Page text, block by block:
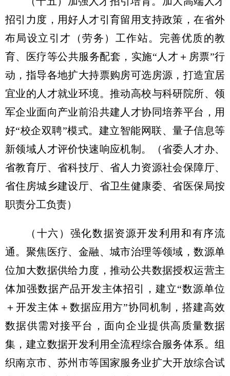
招引力度，用好人才引育留用支持政策，在省外
布局设立引才（劳务）工作站。完善优质的教
育、医疗等公共服务配套，实施“人才＋房票”行
动，指导各地扩大持票购房可选房源，打造宜居
宜业的人才就业环境。推动高校与科研院所、领
军企业面向产业前沿共建人才协同培养平台，用
好“校企双聘”模式。建立智能网联、量子信息等
新领域人才评价快速响应机制。
（省委人才办、
省教育厅、省科技厅、省人力资源社会保障厅、
省住房城乡建设厅、省卫生健康委、省医保局按
职责分工负责）
（十六）强化数据资源开发利用和有序流
通。 聚焦医疗、金融、城市治理等领域，数源单
位加大数据供给力度，推动公共数据授权运营主
体加强数据产品开发主体招引，建立“数源单位
＋开发主体＋数据应用方”协同机制，搭建高效
数据供需对接平台，面向企业提供高质量数据
集，建立数据开发利用全流程综合服务体系。组
织南京市、苏州市等国家服务业扩大开放综合试